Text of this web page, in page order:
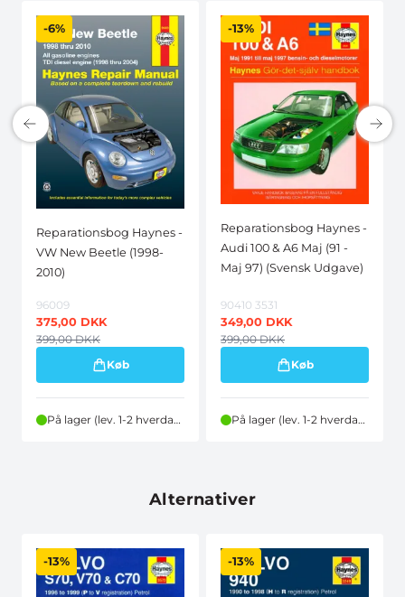
-6%
Reparationsbog Haynes -
VW New Beetle (1998-
2010)
96009
375,00 DKK
399,00DKK
Køb
På lager (lev. 1-2 hverdage)
-13%
Reparationsbog Haynes -
Audi 100 & A6 Maj (91 -
Maj 97) (Svensk Udgave)
90410 3531
349,00 DKK
399,00DKK
Køb
På lager (lev. 1-2 hverdage)
Alternativer
-13% -13%